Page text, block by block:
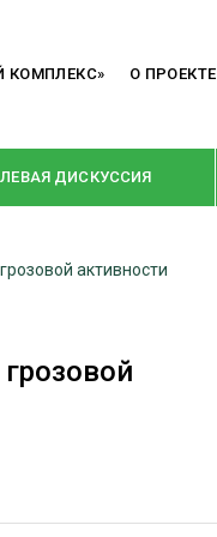
КОМПЛЕКС» О ПРОЕКТЕ
ДИСКУССИЯ
ПЛАНОМ
ВНИМАНИЯ
активности